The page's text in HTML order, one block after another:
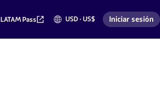
LATAM Pass USD · US$
Dólares Ingresar a mi
Iniciar sesión